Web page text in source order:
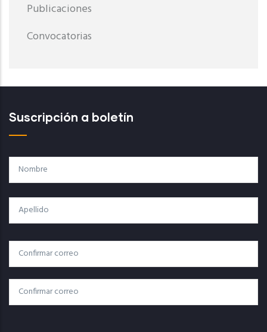
Publicaciones
Convocatorias
Suscripción a boletín
Nombre
Apellido
Correo
Electrónico
Correo Electrónico
Confirmar Correo